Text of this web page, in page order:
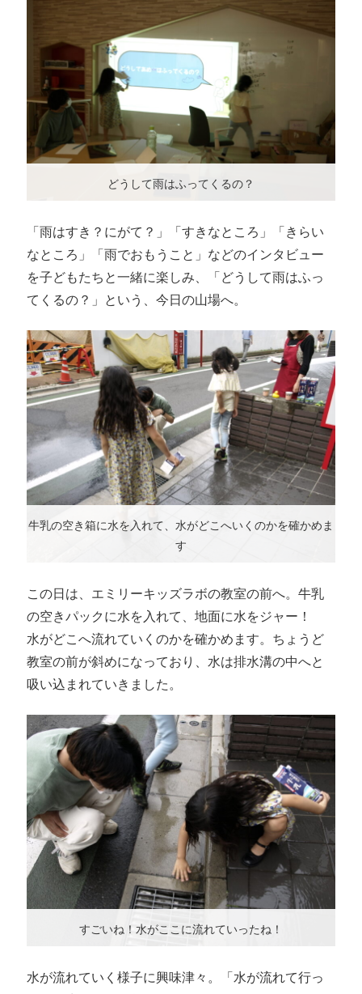
どうして雨はふってくるの？
「雨はすき？にがて？」「すきなところ」「きらい
なところ」「雨でおもうこと」などのインタビュー
を子どもたちと一緒に楽しみ、「どうして雨はふっ
てくるの？」という、今日の山場へ。
牛乳の空き箱に水を入れて、水がどこへいくのかを確かめま
す
この日は、エミリーキッズラボの教室の前へ。牛乳
の空きパックに水を入れて、地面に水をジャー！
水がどこへ流れていくのかを確かめます。ちょうど
教室の前が斜めになっており、水は排水溝の中へと
吸い込まれていきました。
すごいね！水がここに流れていったね！
水が流れていく様子に興味津々。「水が流れて行っ